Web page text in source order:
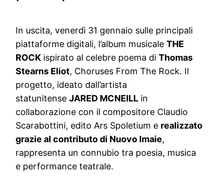
In uscita, venerdì 31 gennaio sulle principali
piattaforme digitali, l’album musicale THE
ROCK ispirato al celebre poema di Thomas
Stearns Eliot, Choruses From The Rock. Il
progetto, ideato dall’artista
statunitense JARED MCNEILL in
collaborazione con il compositore Claudio
Scarabottini, edito Ars Spoletium e realizzato
grazie al contributo di Nuovo Imaie,
rappresenta un connubio tra poesia, musica
e performance teatrale.